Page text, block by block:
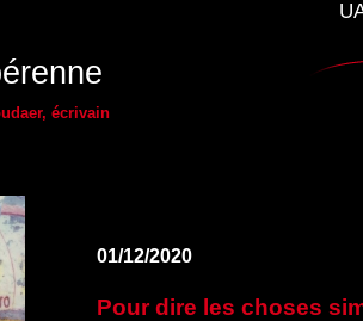
écrivain
01/12/2020
Pour dire les choses